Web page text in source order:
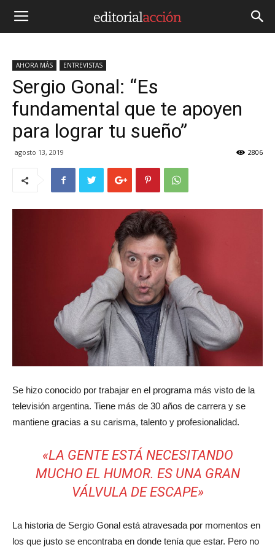
AHORA MÁS ENTREVISTAS
Sergio Gonal: “Es
fundamental que te apoyen
para lograr tu sueño”
agosto 13, 2019 2806
Se hizo conocido por trabajar en el programa más visto de la
televisión argentina. Tiene más de 30 años de carrera y se
mantiene gracias a su carisma, talento y profesionalidad.
«LA GENTE ESTÁ NECESITANDO
MUCHO EL HUMOR. ES UNA GRAN
VÁLVULA DE ESCAPE»
La historia de Sergio Gonal está atravesada por momentos en
los que justo se encontraba en donde tenía que estar. Pero no